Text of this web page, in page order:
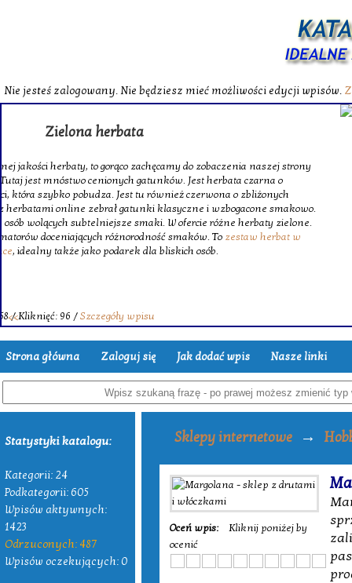
Nie jesteś zalogowany. Nie będziesz mieć możliwości edycji wpisów.
W
Strona główna Zaloguj się Jak dodać wpis Nasze linki
Statystyki katalogu:
Kategorii: 24
Podkategorii: 605
Wpisów aktywnych:
1423
Odrzuconych: 487
Wpisów oczekujących: 0
Sklepy internetowe →
Oceń wpis:
Kliknij poniżej by
ocenić